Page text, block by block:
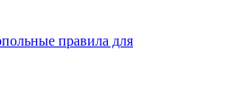
правила для